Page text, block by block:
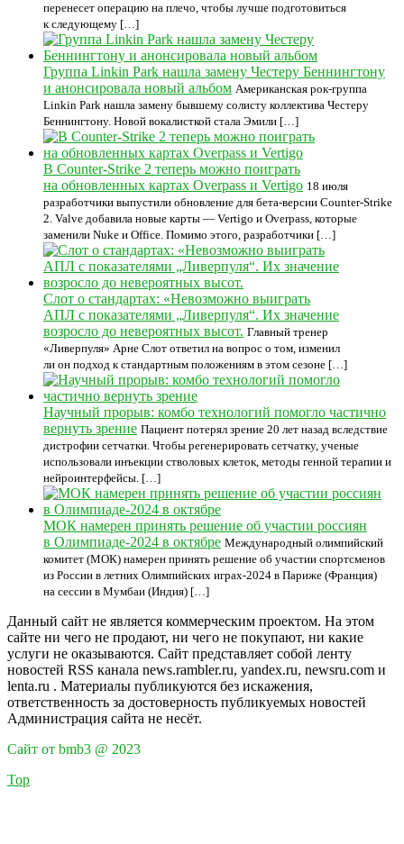
перенесет операцию на плечо, чтобы лучше подготовиться
к следующему […]
Группа Linkin Park нашла замену Честеру Беннингтону
и анонсировала новый альбом Американская рок-группа
Linkin Park нашла замену бывшему солисту коллектива Честеру
Беннингтону. Новой вокалисткой стала Эмили […]
В Counter-Strike 2 теперь можно поиграть
на обновленных картах Overpass и Vertigo 18 июля
разработчики выпустили обновление для бета-версии Counter-Strike
2. Valve добавила новые карты — Vertigo и Overpass, которые
заменили Nuke и Office. Помимо этого, разработчики […]
Слот о стандартах: «Невозможно выиграть
АПЛ с показателями „Ливерпуля“. Их значение
возросло до невероятных высот. Главный тренер
«Ливерпуля» Арне Слот ответил на вопрос о том, изменил
ли он подход к стандартным положениям в этом сезоне […]
Научный прорыв: комбо технологий помогло частично
вернуть зрение Пациент потерял зрение 20 лет назад вследствие
дистрофии сетчатки. Чтобы регенерировать сетчатку, ученые
использовали инъекции стволовых клеток, методы генной терапии и
нейроинтерфейсы. […]
МОК намерен принять решение об участии россиян
в Олимпиаде-2024 в октябре Международный олимпийский
комитет (МОК) намерен принять решение об участии спортсменов
из России в летних Олимпийских играх-2024 в Париже (Франция)
на сессии в Мумбаи (Индия) […]
Данный сайт не является коммерческим проектом. На этом
сайте ни чего не продают, ни чего не покупают, ни какие
услуги не оказываются. Сайт представляет собой ленту
новостей RSS канала news.rambler.ru, yandex.ru, newsru.com и
lenta.ru . Материалы публикуются без искажения,
ответственность за достоверность публикуемых новостей
Администрация сайта не несёт.
Сайт от bmb3 @ 2023
Top